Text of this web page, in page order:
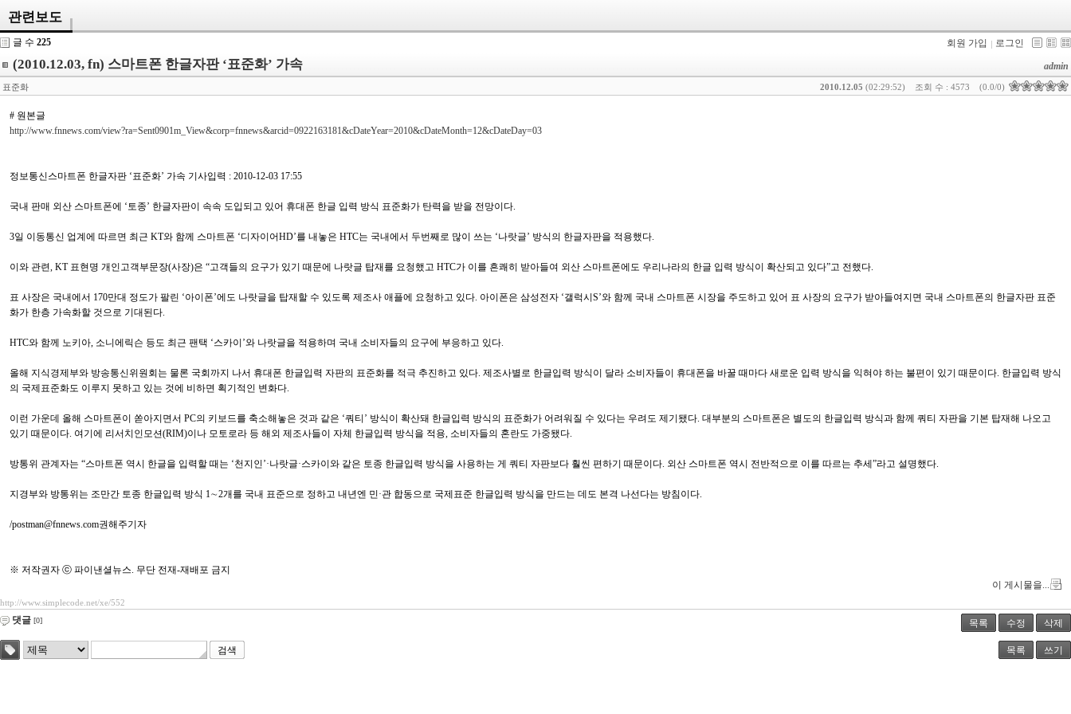
관련보도
글 수 225 회원 가입 로그인
(2010.12.03, fn) 스마트폰 한글자판 ‘표준화’ 가속 admin
(0.0/0)
조회 수 : 4573
2010.12.05 (02:29:52)
표준화
# 원본글
http://www.fnnews.com/view?ra=Sent0901m_View&corp=fnnews&arcid=0922163181&cDateYear=2010&cDateMonth=12&cDateDay=03
정보통신스마트폰 한글자판 ‘표준화’ 가속 기사입력 : 2010-12-03 17:55
국내 판매 외산 스마트폰에 ‘토종’ 한글자판이 속속 도입되고 있어 휴대폰 한글 입력 방식 표준화가 탄력을 받을 전망이다.
3일 이동통신 업계에 따르면 최근 KT와 함께 스마트폰 ‘디자이어HD’를 내놓은 HTC는 국내에서 두번째로 많이 쓰는 ‘나랏글’ 방식의 한글자판을 적용했다.
이와 관련, KT 표현명 개인고객부문장(사장)은 “고객들의 요구가 있기 때문에 나랏글 탑재를 요청했고 HTC가 이를 흔쾌히 받아들여 외산 스마트폰에도 우리나라의 한글 입력 방식이 확산되고 있다”고 전했다.
표 사장은 국내에서 170만대 정도가 팔린 ‘아이폰’에도 나랏글을 탑재할 수 있도록 제조사 애플에 요청하고 있다. 아이폰은 삼성전자 ‘갤럭시S’와 함께 국내 스마트폰 시장을 주도하고 있어 표 사장의 요구가 받아들여지면 국내 스마트폰의 한글자판 표준
화가 한층 가속화할 것으로 기대된다.
HTC와 함께 노키아, 소니에릭슨 등도 최근 팬택 ‘스카이’와 나랏글을 적용하며 국내 소비자들의 요구에 부응하고 있다.
올해 지식경제부와 방송통신위원회는 물론 국회까지 나서 휴대폰 한글입력 자판의 표준화를 적극 추진하고 있다. 제조사별로 한글입력 방식이 달라 소비자들이 휴대폰을 바꿀 때마다 새로운 입력 방식을 익혀야 하는 불편이 있기 때문이다. 한글입력 방식
의 국제표준화도 이루지 못하고 있는 것에 비하면 획기적인 변화다.
이런 가운데 올해 스마트폰이 쏟아지면서 PC의 키보드를 축소해놓은 것과 같은 ‘쿼티’ 방식이 확산돼 한글입력 방식의 표준화가 어려워질 수 있다는 우려도 제기됐다. 대부분의 스마트폰은 별도의 한글입력 방식과 함께 쿼티 자판을 기본 탑재해 나오고
있기 때문이다. 여기에 리서치인모션(RIM)이나 모토로라 등 해외 제조사들이 자체 한글입력 방식을 적용, 소비자들의 혼란도 가중됐다.
방통위 관계자는 “스마트폰 역시 한글을 입력할 때는 ‘천지인’·나랏글·스카이와 같은 토종 한글입력 방식을 사용하는 게 쿼티 자판보다 훨씬 편하기 때문이다. 외산 스마트폰 역시 전반적으로 이를 따르는 추세”라고 설명했다.
지경부와 방통위는 조만간 토종 한글입력 방식 1∼2개를 국내 표준으로 정하고 내년엔 민·관 합동으로 국제표준 한글입력 방식을 만드는 데도 본격 나선다는 방침이다.
/postman@fnnews.com권해주기자
※ 저작권자 ⓒ 파이낸셜뉴스. 무단 전재-재배포 금지
이 게시물을...
http://www.simplecode.net/xe/552
댓글 [0] 목록 수정 삭제
목록 쓰기